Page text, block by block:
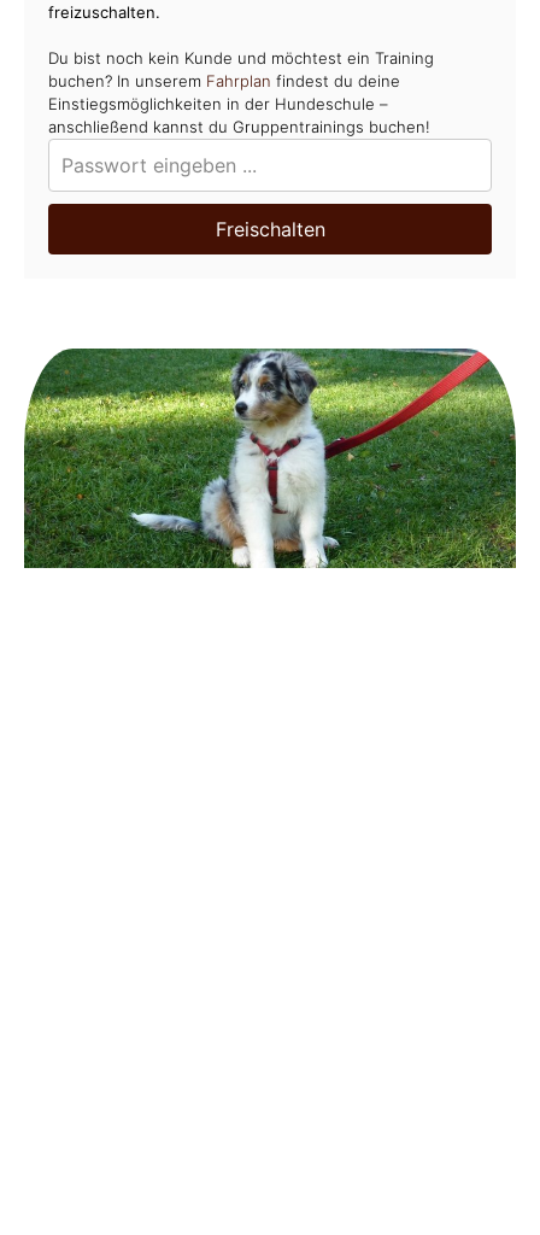
freizuschalten.
Du bist noch kein Kunde und möchtest ein Training
buchen? In unserem Fahrplan findest du deine
Einstiegsmöglichkeiten in der Hundeschule –
anschließend kannst du Gruppentrainings buchen!
Freischalten